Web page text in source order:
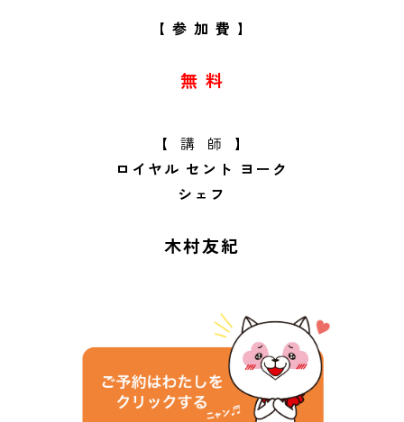
【 参 加 費 】
無 料
【 講 師 】
ロイヤル セント ヨーク
シェフ
木村友紀